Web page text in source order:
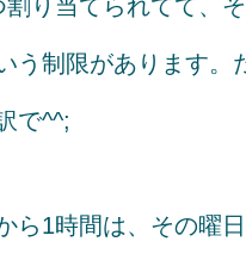
り当てられてて、
う制限があります。
で^^;
ら1時間は、その曜